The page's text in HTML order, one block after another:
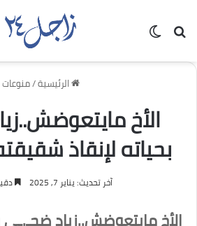
بحث عن
الرئيسية/منوعات
الأخ
بحياته لإنقاذ
آخر تحديث: يناير 7, 2025